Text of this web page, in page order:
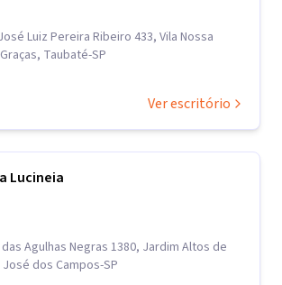
Luiz Pereira Ribeiro 433, Vila Nossa
Taubaté-SP
Ver escritório
Lucineia
Agulhas Negras 1380, Jardim Altos de
dos Campos-SP